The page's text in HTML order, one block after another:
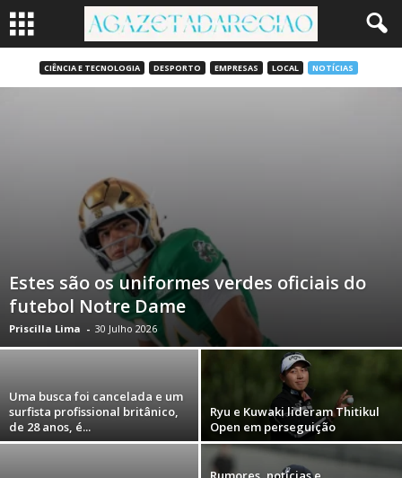
CIÊNCIA E TECNOLOGIA DESPORTO EMPRESAS LOCAL NOTÍCIAS
Estes são os uniformes verdes oficiais do
futebol Notre Dame
Priscilla Lima - 30 Julho 2026
Uma busca foi cancelada e um
surfista profissional britânico,
de 28 anos, é...
Ryu e Kuwaki lideram Thitikul
Open em perseguição